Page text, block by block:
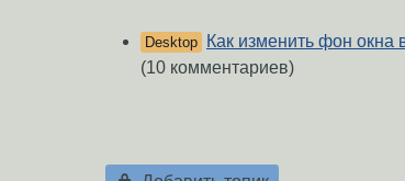
Desktop
Как изменить фон окна
(10 комментариев)